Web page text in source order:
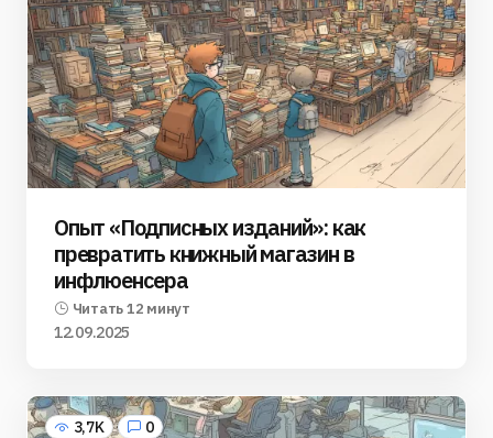
Опыт «Подписных изданий»: как
превратить книжный магазин в
инфлюенсера
Читать 12 минут
12.09.2025
3,7K 0